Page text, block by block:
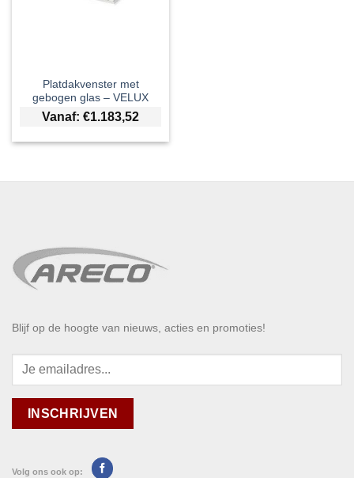
Platdakvenster met
gebogen glas – VELUX
Vanaf: €1.183,52
Blijf op de hoogte van nieuws, acties en promoties!
Volg ons ook op: